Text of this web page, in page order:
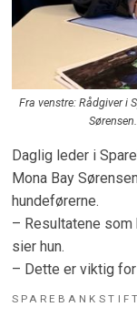
Fra venstre: Rådgiver i
Daglig leder i
Mona Bay
hundeførerne.
– Resultatene
sier hun.
– Dette er viktig